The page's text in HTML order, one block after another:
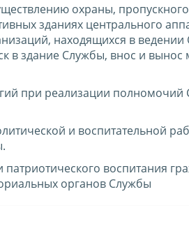
охраны,
зданиях центрального
находящихся в
в здание Службы, внос и вынос
при реализации полномочий
и воспитательной
воспитания
органов Службы